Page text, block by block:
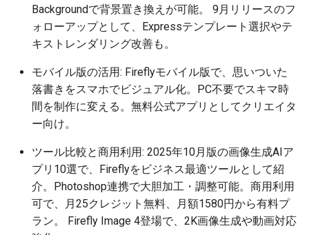
2026-05-13
2026-05-11
2026-05-09
2026-05-08
2026-05-07
2025-10-28
2025-10-26
2025-10-24
2025-10-23
2025-10-22
2026-05-13
2026-05-11
2026-05-09
2026-05-08
2026-05-07
2025-10-28
2025-10-26
2025-10-24
2025-10-23
2025-10-22
2026-05-10
2026-05-08
2026-05-06
2026-05-05
2026-05-04
2025-10-28
2025-10-26
2025-10-24
2025-10-23
2025-10-22
2026-05-09
2026-05-07
2026-05-05
2026-05-04
2026-05-03
2025-10-28
2025-10-26
2025-10-24
2025-10-23
2025-10-22
Backgroundで背景置き換えが可能。 9月リリースのフ
ォローアップとして、Expressテンプレート選択やテ
キストレンダリング改善も。
モバイル版の活用: Fireflyモバイル版で、思いついた
落書きをスマホでビジュアル化。PC不要でスキマ時
間を制作に変える。無料公式アプリとしてクリエイタ
ー向け。
ツール比較と商用利用: 2025年10月版の画像生成AIア
プリ10選で、Fireflyをビジネス最適ツールとして紹
介。Photoshop連携で大胆加工・調整可能。商用利用
可で、月25クレジット無料、月額1580円から有料プ
ラン。 Firefly Image 4登場で、2K画像生成や動画対応